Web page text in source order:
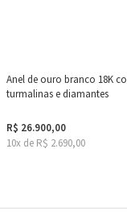
Anel de ouro branco 18K
turmalinas e diamantes
R$ 26.900,00
10x de R$ 2.690,00